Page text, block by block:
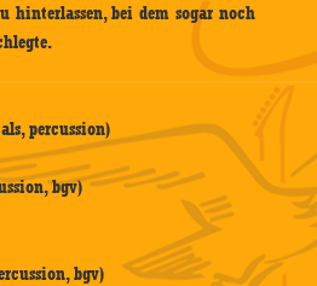
hinterlassen, bei dem sogar noch
percussion)
bgv)
bgv)